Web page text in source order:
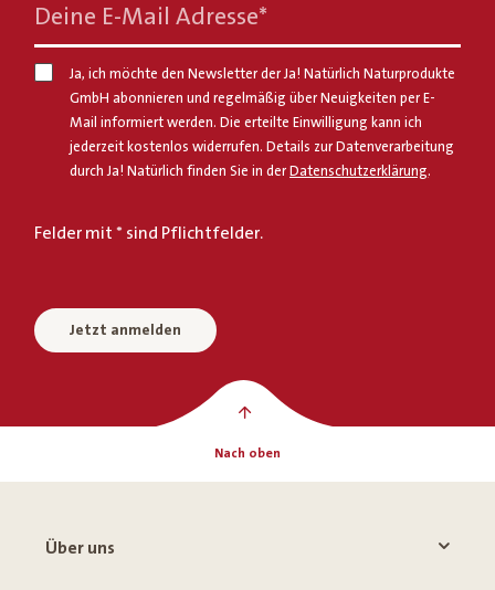
Deine E-Mail Adresse*
Ja, ich möchte den Newsletter der Ja! Natürlich Naturprodukte
GmbH abonnieren und regelmäßig über Neuigkeiten per E-
Mail informiert werden. Die erteilte Einwilligung kann ich
jederzeit kostenlos widerrufen. Details zur Datenverarbeitung
durch Ja! Natürlich finden Sie in derDatenschutzerklärung.
Felder mit * sind Pflichtfelder.
Jetzt anmelden
Nach oben
Über uns